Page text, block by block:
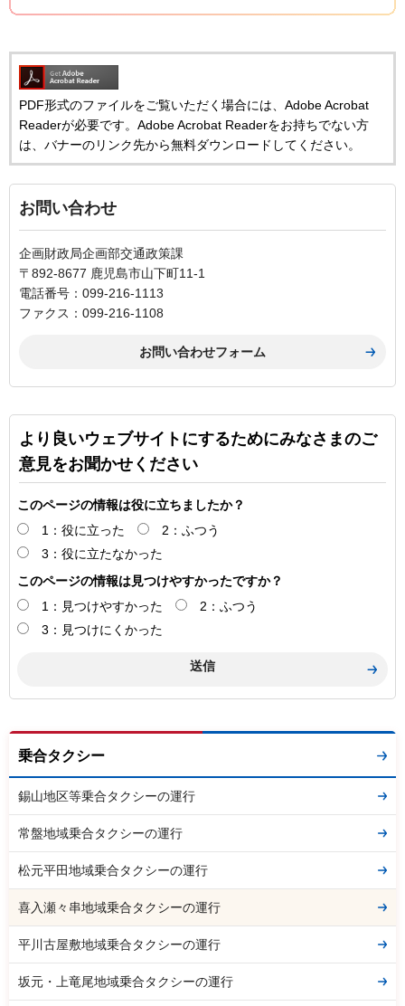
PDF形式のファイルをご覧いただく場合には、Adobe Acrobat
Readerが必要です。Adobe Acrobat Readerをお持ちでない方
は、バナーのリンク先から無料ダウンロードしてください。
お問い合わせ
企画財政局企画部交通政策課
〒892-8677 鹿児島市山下町11-1
電話番号：099-216-1113
ファクス：099-216-1108
より良いウェブサイトにするためにみなさまのご
意見をお聞かせください
このページの情報は役に立ちましたか？
1：役に立った
2：ふつう
3：役に立たなかった
このページの情報は見つけやすかったですか？
1：見つけやすかった
2：ふつう
3：見つけにくかった
乗合タクシー
錫山地区等乗合タクシーの運行
常盤地域乗合タクシーの運行
松元平田地域乗合タクシーの運行
喜入瀬々串地域乗合タクシーの運行
平川古屋敷地域乗合タクシーの運行
坂元・上竜尾地域乗合タクシーの運行